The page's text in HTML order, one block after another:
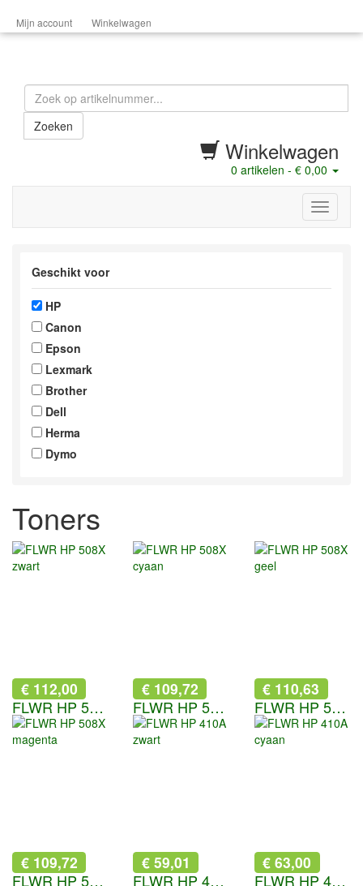
Mijn account Winkelwagen
Zoeken
Winkelwagen
0 artikelen - € 0,00
menu
Geschikt voor
HP
Canon
Epson
Lexmark
Brother
Dell
Herma
Dymo
Toners
€ 112,00
FLWR HP 508X zwart
€ 109,72
FLWR HP 508X cyaan
€ 110,63
FLWR HP 508X geel
€ 109,72
FLWR HP 508X magenta
€ 59,01
FLWR HP 410A zwart
€ 63,00
FLWR HP 410A cyaan